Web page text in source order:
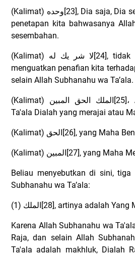
(Kalimat) وحده[23], Dia saja, Dia
penetapan kita bahwasanya
sesembahan.
(Kalimat) لا شر يك له[24], tidak
menguatkan penafian kita
selain Allah Subhanahu wa Ta’ala.
(Kalimat) الملك الحق المبين[25]،
Ta'ala Dialah yang merajai atau
(Kalimat) الحق[26], yang Maha
(Kalimat) المبين[27], yang Maha
Beliau menyebutkan di sini,
Subhanahu wa Ta’ala:
(1) الملك[28], artinya adalah Yang
Karena Allah Subhanahu wa
Raja, dan selain Allah
Ta'ala adalah makhluk, Dialah